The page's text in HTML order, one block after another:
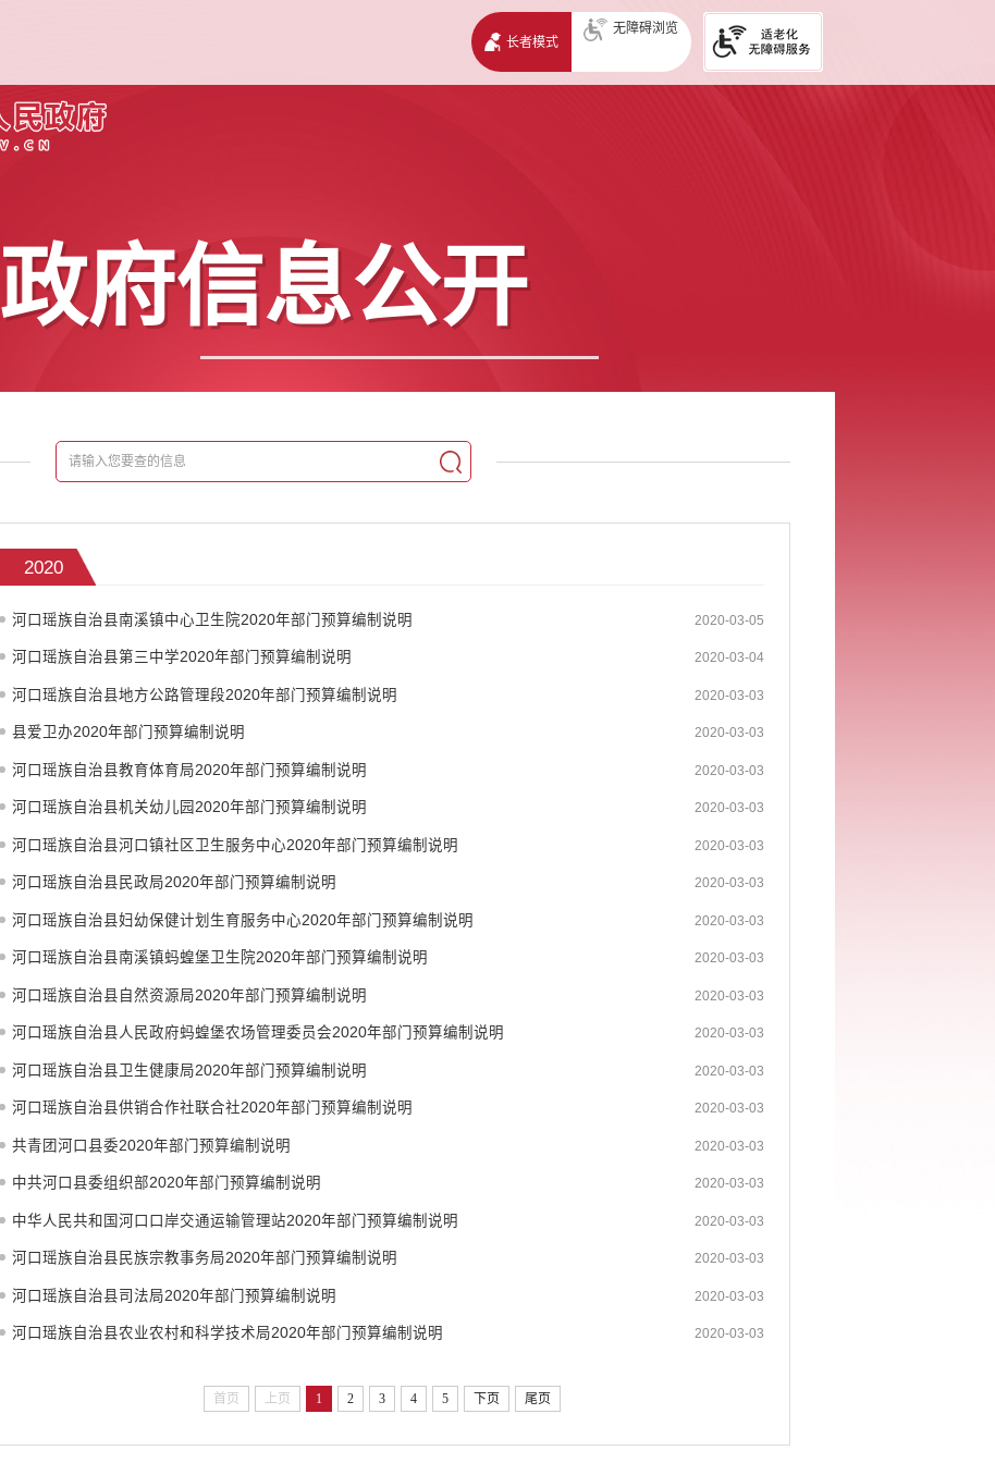
长者模式
无障碍浏览
政府信息公开
2020
河口瑶族自治县南溪镇中心卫生院2020年部门预算编制说明 2020-03-05
河口瑶族自治县第三中学2020年部门预算编制说明 2020-03-04
河口瑶族自治县地方公路管理段2020年部门预算编制说明 2020-03-03
县爱卫办2020年部门预算编制说明 2020-03-03
河口瑶族自治县教育体育局2020年部门预算编制说明 2020-03-03
河口瑶族自治县机关幼儿园2020年部门预算编制说明 2020-03-03
河口瑶族自治县河口镇社区卫生服务中心2020年部门预算编制说明 2020-03-03
河口瑶族自治县民政局2020年部门预算编制说明 2020-03-03
河口瑶族自治县妇幼保健计划生育服务中心2020年部门预算编制说明 2020-03-03
河口瑶族自治县南溪镇蚂蝗堡卫生院2020年部门预算编制说明 2020-03-03
河口瑶族自治县自然资源局2020年部门预算编制说明 2020-03-03
河口瑶族自治县人民政府蚂蝗堡农场管理委员会2020年部门预算编制说明 2020-03-03
河口瑶族自治县卫生健康局2020年部门预算编制说明 2020-03-03
河口瑶族自治县供销合作社联合社2020年部门预算编制说明 2020-03-03
共青团河口县委2020年部门预算编制说明 2020-03-03
中共河口县委组织部2020年部门预算编制说明 2020-03-03
中华人民共和国河口口岸交通运输管理站2020年部门预算编制说明 2020-03-03
河口瑶族自治县民族宗教事务局2020年部门预算编制说明 2020-03-03
河口瑶族自治县司法局2020年部门预算编制说明 2020-03-03
河口瑶族自治县农业农村和科学技术局2020年部门预算编制说明 2020-03-03
首页 上页 1 2 3 4 5 下页 尾页